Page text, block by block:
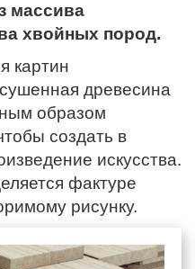
массива
хвойных пород.
картин
древесина
образом
создать в
искусства.
фактуре
рисунку.